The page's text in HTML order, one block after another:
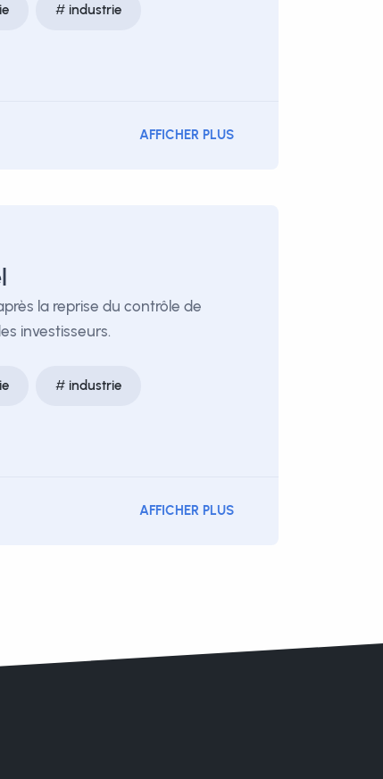
industrie
AFFICHER PLUS
la reprise du contrôle de
investisseurs.
industrie
AFFICHER PLUS